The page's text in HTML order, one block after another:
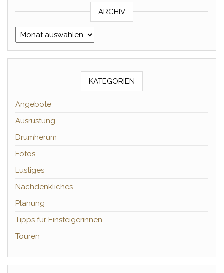
ARCHIV
Archiv
KATEGORIEN
Angebote
Ausrüstung
Drumherum
Fotos
Lustiges
Nachdenkliches
Planung
Tipps für Einsteigerinnen
Touren